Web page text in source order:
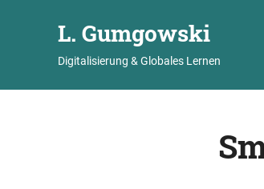
L. Gumgowski
Digitalisierung & Globales Lernen